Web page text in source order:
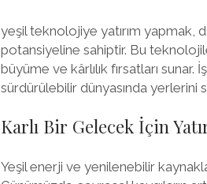
yeşil teknolojiye yatırım
potansiyeline sahiptir. Bu
büyüme ve kârlılık fırsatları
sürdürülebilir dünyasında yerlerini
Karlı Bir Gelecek İçin
Yeşil enerji ve yenilenebilir